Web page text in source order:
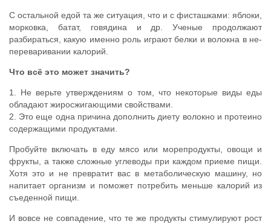
С остальной едой та же ситуация, что и с фисташками: яблоки,
морковка, батат, говядина и др. Ученые продолжают
разбираться, какую именно роль играют белки и волокна в не-
переваривании калорий.
Что всё это может значить?
1. Не верьте утверждениям о том, что некоторые виды еды
обладают жиросжигающими свойствами.
2. Это еще одна причина дополнить диету волокно и протеино
содержащими продуктами.
Пробуйте включать в еду мясо или морепродукты, овощи и
фрукты, а также сложные углеводы при каждом приеме пищи.
Хотя это и не превратит вас в метаболическую машину, но
напитает организм и поможет потребить меньше калорий из
съеденной пищи.
И вовсе не совпадение, что те же продукты стимулируют рост